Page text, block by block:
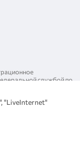
службой по
"LiveInternet"